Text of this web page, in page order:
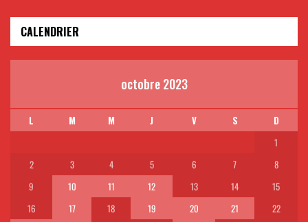
CALENDRIER
octobre 2023
L M M J V S
D
1
2
3 4 5 6 7
8
9
10 11 12 13 14
15
16
17 18 19 20 21
22